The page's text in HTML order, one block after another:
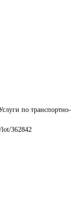
по транспортно-
362842